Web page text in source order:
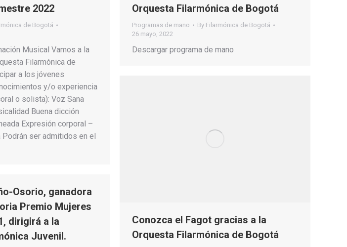
2022
de Bogotá
Musical Vamos a la
Filarmónica de
a los jóvenes
y/o experiencia
o solista): Voz Sana
Buena dicción
Expresión corporal –
ser admitidos en el
Orquesta Filarmónica de Bogotá
Programas de mano By Filarmónica de Bogotá
26 mayo, 2022
Descargar programa de mano
Conozca el Fagot gracias a la
Orquesta Filarmónica de Bogotá
Osorio, ganadora
Premio Mujeres
dirigirá a la
Juvenil.